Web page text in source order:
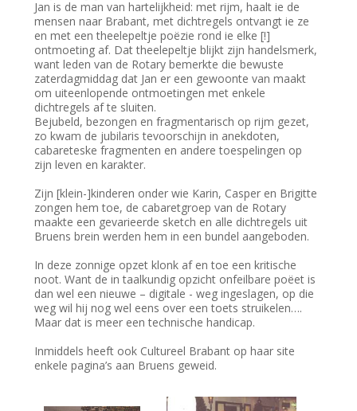
Jan is de man van hartelijkheid: met rijm, haalt ie de
mensen naar Brabant, met dichtregels ontvangt ie ze
en met een theelepeltje poëzie rond ie elke [!]
ontmoeting af. Dat theelepeltje blijkt zijn handelsmerk,
want leden van de Rotary bemerkte die bewuste
zaterdagmiddag dat Jan er een gewoonte van maakt
om uiteenlopende ontmoetingen met enkele
dichtregels af te sluiten.
Bejubeld, bezongen en fragmentarisch op rijm gezet,
zo kwam de jubilaris tevoorschijn in anekdoten,
cabareteske fragmenten en andere toespelingen op
zijn leven en karakter.
Zijn [klein-]kinderen onder wie Karin, Casper en Brigitte
zongen hem toe, de cabaretgroep van de Rotary
maakte een gevarieerde sketch en alle dichtregels uit
Bruens brein werden hem in een bundel aangeboden.
In deze zonnige opzet klonk af en toe een kritische
noot. Want de in taalkundig opzicht onfeilbare poëet is
dan wel een nieuwe – digitale - weg ingeslagen, op die
weg wil hij nog wel eens over een toets struikelen….
Maar dat is meer een technische handicap.
Inmiddels heeft ook Cultureel Brabant op haar site
enkele pagina’s aan Bruens geweid.